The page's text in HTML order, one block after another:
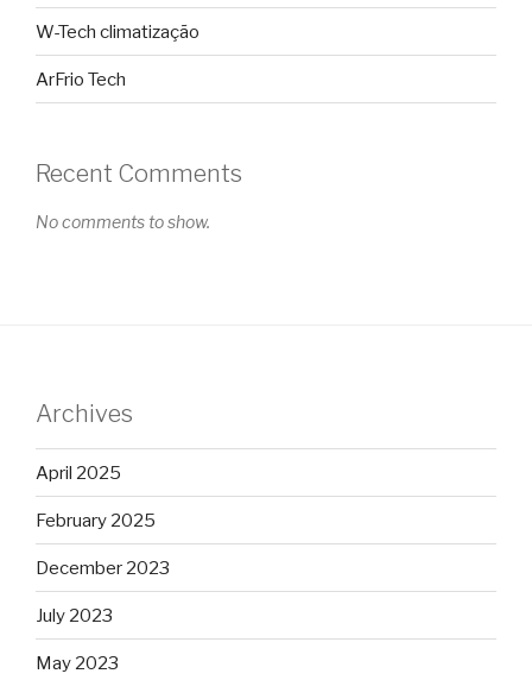
W-Tech climatização
ArFrio Tech
Recent Comments
No comments to show.
Archives
April 2025
February 2025
December 2023
July 2023
May 2023